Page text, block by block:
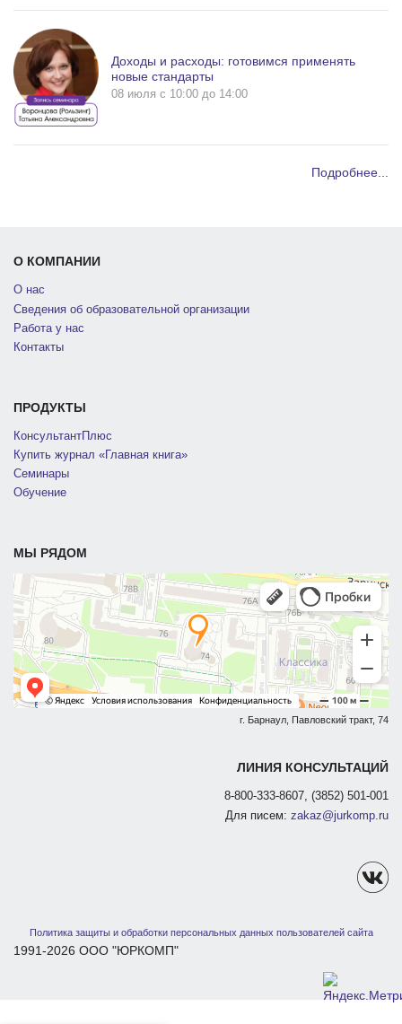
Доходы и расходы: готовимся применять
новые стандарты
08 июля c 10:00 до 14:00
Подробнее...
О КОМПАНИИ
О нас
Сведения об образовательной организации
Работа у нас
Контакты
ПРОДУКТЫ
КонсультантПлюс
Купить журнал «Главная книга»
Семинары
Обучение
МЫ РЯДОМ
г. Барнаул, Павловский тракт, 74
ЛИНИЯ КОНСУЛЬТАЦИЙ
8-800-333-8607, (3852) 501-001
Для писем: zakaz@jurkomp.ru
Политика защиты и обработки персональных данных пользователей сайта
1991-2026 ООО "ЮРКОМП"